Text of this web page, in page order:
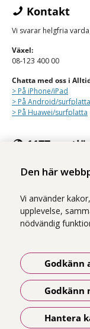
Den här
Vi använder
upplevelse,
nödvändig
Godkänn
Godkänn
Hantera
Kontakt
Vi svarar helgfria
Växel:
08-123 400 00
Chatta med oss i
> På iPhone/iPad
> På Android/surfplatta
> På Huawei/surfplatta
1177:s e-
kontakta vården på
Vi ingår i Stockholms
sjukvård i Region
Samtliga bilder på
annat namn anges.